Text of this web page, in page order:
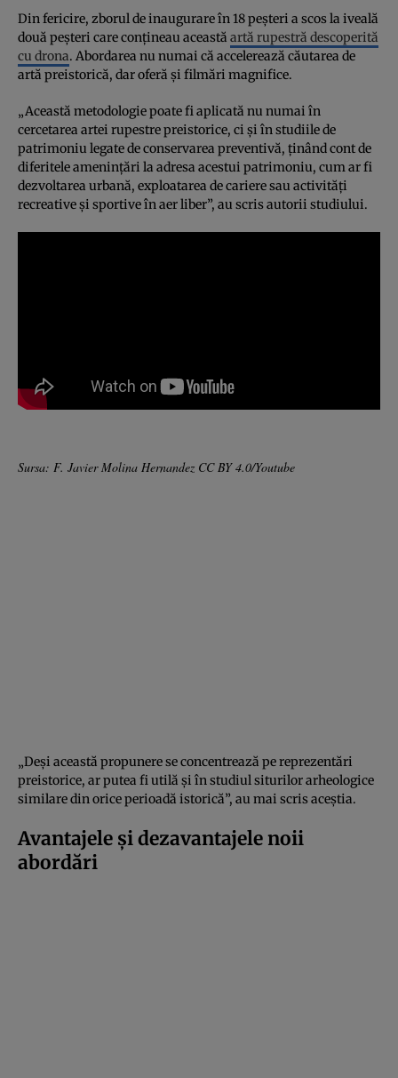
Din fericire, zborul de inaugurare în 18 peșteri a scos la iveală
două peșteri care conțineau această artă rupestră descoperită
cu drona. Abordarea nu numai că accelerează căutarea de
artă preistorică, dar oferă și filmări magnifice.
„Această metodologie poate fi aplicată nu numai în
cercetarea artei rupestre preistorice, ci și în studiile de
patrimoniu legate de conservarea preventivă, ținând cont de
diferitele amenințări la adresa acestui patrimoniu, cum ar fi
dezvoltarea urbană, exploatarea de cariere sau activități
recreative și sportive în aer liber”, au scris autorii studiului.
Sursa: F. Javier Molina Hernandez CC BY 4.0/Youtube
„Deși această propunere se concentrează pe reprezentări
preistorice, ar putea fi utilă și în studiul siturilor arheologice
similare din orice perioadă istorică”, au mai scris aceștia.
Avantajele și dezavantajele noii
abordări